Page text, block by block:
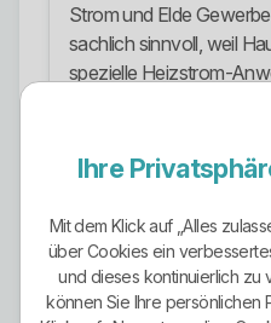
Strom und Elde
sachlich sinnvoll, weil
spezielle Heizstrom-
Ökostrom-
Lübz unterscheiden laut
Stromkennzeichnung
Stromprodukte mit
weisen einen
Ihre
Mit dem Klick auf „Alles
über Cookies ein
und dieses kontinuierlich zu
können Sie Ihre persönlichen